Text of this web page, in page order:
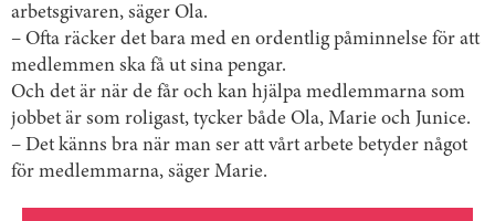
arbetsgivaren, säger Ola.
– Ofta räcker det bara med en ordentlig påminnelse för att
medlemmen ska få ut sina pengar.
Och det är när de får och kan hjälpa medlemmarna som
jobbet är som roligast, tycker både Ola, Marie och Junice.
– Det känns bra när man ser att vårt arbete betyder något
för medlemmarna, säger Marie.